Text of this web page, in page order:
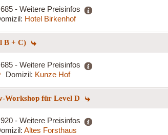
- Weitere Preisinfos
Hotel Birkenhof
B + C)
- Weitere Preisinfos
Domizil: Kunze Hof
Workshop für Level D
- Weitere Preisinfos
Altes Forsthaus